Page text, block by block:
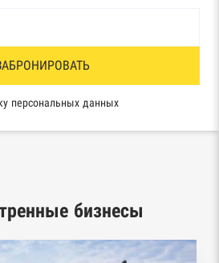
лиц
знаков и знаков обслуживания
Рособрнадзор, Роскомнадзор,
персональных данных
бизнесы